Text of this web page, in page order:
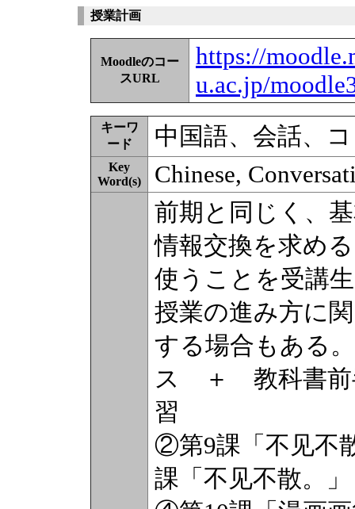
授業計画
Moodleのコー
スURL
https://
u.ac.jp/
キーワ
ード
中国語、会話、
Key
Word(s)
Chinese,
前期と同じく、
情報交換を求め
使うことを受講
授業の進み方に
する
ス ＋ 教科書前
②第
課「不见不散。」